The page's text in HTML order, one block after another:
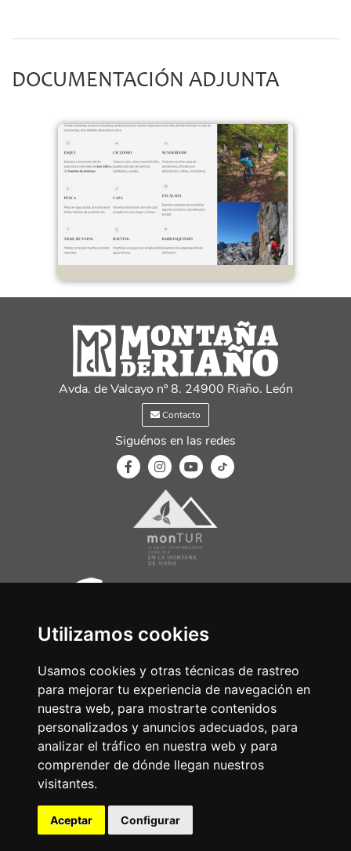
Utilizamos cookies
Usamos cookies y otras técnicas de rastreo
para mejorar tu experiencia de navegación en
nuestra web, para mostrarte contenidos
personalizados y anuncios adecuados, para
analizar el tráfico en nuestra web y para
comprender de dónde llegan nuestros
visitantes.
Aceptar Configurar
DOCUMENTACIÓN ADJUNTA
Avda. de Valcayo nº 8. 24900 Riaño. León
Contacto
Siguénos en las redes